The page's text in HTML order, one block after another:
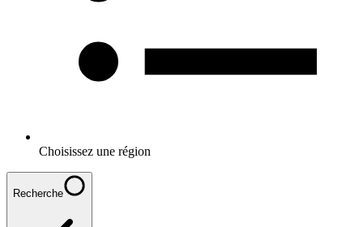
Choisissez une région
Recherche